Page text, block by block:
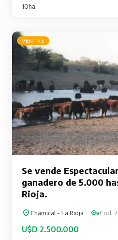
10ha
VENTAS
Se vende
ganadero de 5.000
Rioja.
Chamical - La Rioja Cod:
U$D 2.500.000